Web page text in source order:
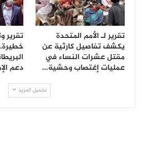
تقرير لـ الأمم المتحدة
يكشف تفاصيل كارثية عن
مقتل عشرات النساء في
عمليات إغتصاب وحشية…
تقرير
دعم
تحميل المزيد